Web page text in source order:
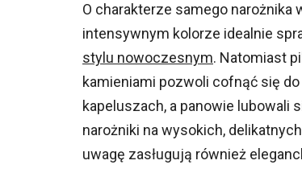
O charakterze samego narożnika
intensywnym kolorze idealnie
stylu nowoczesnym. Natomiast
kamieniami pozwoli cofnąć się
kapeluszach, a panowie lubowali
narożniki na wysokich,
uwagę zasługują również